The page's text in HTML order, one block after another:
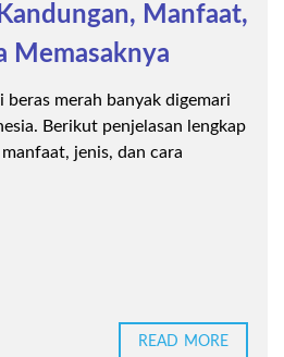
Manfaat,
Memasaknya
merah banyak digemari
Berikut penjelasan lengkap
jenis, dan cara
READ MORE